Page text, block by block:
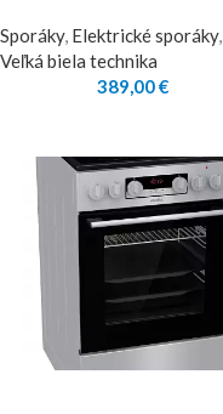
Sporáky, Elektrické sporáky,
Veľká biela technika
389,00€